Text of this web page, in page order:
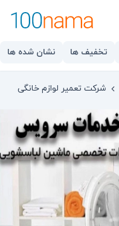
تخفیف ها نشان شده ها
شرکت تعمیر لوازم خانگی